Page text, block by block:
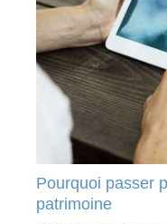
Pourquoi passer
patrimoine